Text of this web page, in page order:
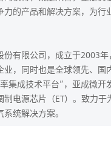
的产品和解决方案，为行
份有限公司，成立于2003
业，同时也是全球领先、国
集成技术平台”，亚成微
制电源芯片（ET）。致力
统解决方案。